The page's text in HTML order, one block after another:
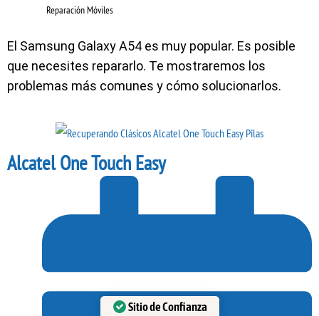
Reparación Móviles
El Samsung Galaxy A54 es muy popular. Es posible
que necesites repararlo. Te mostraremos los
problemas más comunes y cómo solucionarlos.
Alcatel One Touch Easy
Sitio de Confianza